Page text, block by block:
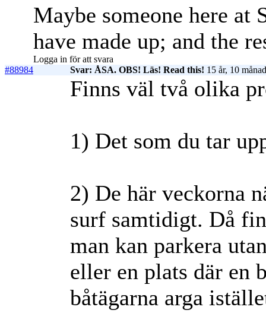
Maybe someone here at
have made up; and the
Logga in för att svara
#88984
Svar: ÅSA. OBS! Läs! Read this! 15 år, 10
Finns väl två olika
1) Det som du tar
2) De här veckorna
surf samtidigt. Då
man kan parkera
eller en plats där en
båtägarna arga